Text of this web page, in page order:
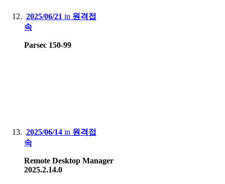
2025/06/21 in 원격접
속
Parsec 150-99
2025/06/14 in 원격접
속
Remote Desktop Manager
2025.2.14.0